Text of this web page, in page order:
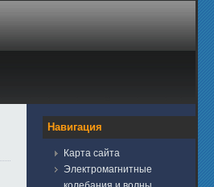
Навигация
Карта сайта
Электромагнитные